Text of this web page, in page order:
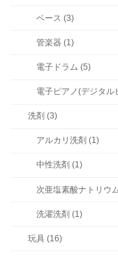
ベース (3)
管楽器 (1)
電子ドラム (5)
電子ピアノ(デジタル
洗剤 (3)
アルカリ洗剤 (1)
中性洗剤 (1)
次亜塩素酸ナトリウ
洗濯洗剤 (1)
玩具 (16)